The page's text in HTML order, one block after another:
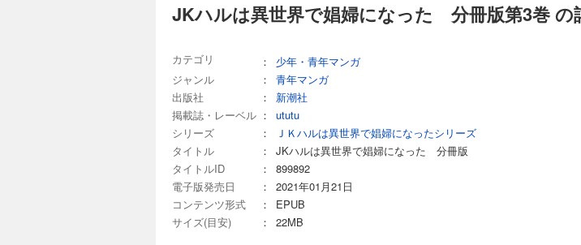
する。同じく現代から転移した同級生・千葉セイジ、娼館で働く女性
いを経て、異世界に溶け込み初めたハルを待ち受ける運命とは……。
JKハルは異世界で娼婦になった 分冊版第16巻
165円 (税込)
どこにでもいる普通の女子高生・小山ハルは、ある日交通事故に遭い
チート能力も授けられず、男しか冒険者になれない状況で、ハルは酒
する。同じく現代から転移した同級生・千葉セイジ、娼館で働く女性
いを経て、異世界に溶け込み初めたハルを待ち受ける運命とは……。
界転生小説がついにコミカライズ！ 分冊版第16巻！
完結
JKハルは異世界で娼婦になった 分冊版第17巻
165円 (税込)
JKハルは異世界で娼婦になった 分冊版第3巻 の
カテゴリ ：
少年・青年マンガ
ジャンル
：
青年マンガ
出版社
：
新潮社
掲載誌・レーベル ：
ututu
シリーズ
：
ＪＫハルは異世界で娼婦になったシリーズ
タイトル
：
JKハルは異世界で娼婦になった 分冊版
タイトルID
：
899892
電子版発売日
：
2021年01月21日
コンテンツ形式
：
EPUB
サイズ(目安)
： 22MB